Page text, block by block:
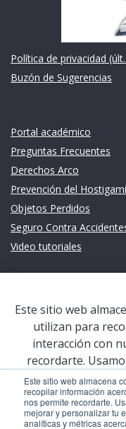
Este sitio web almacena
recopilar información
nos permite recordarte.
mejorar y personalizar tu
analíticas y métricas
Política de privacidad
Buzón de Sugerencias
Portal académico
Preguntas Frecuentes
Derechos Arco
Prevención del
Objetos Perdidos
Seguro Contra
Video tutoriales
Sistema de Gestión
Defensoría Universitaria
Terceros vinculados
San Pablo Mail
Aula Virtual Pregrado
Aula Virtual Postgrado
Este sitio web
utilizan para
interacción con
recordarte.
mejorar y
para generar
visitantes en